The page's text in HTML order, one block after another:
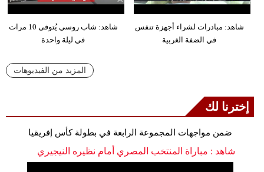
شاهد: شاب روسي يُتوفى 10 مرات
في ليلة واحدة
شاهد: مبادرات لشراء أجهزة تنفس
في الضفة الغربية
المزيد من الفيديوهات
إخترنا لك
ضمن مواجهات المجموعة الرابعة في بطولة كأس إفريقيا
شاهد : مباراة المنتخب المصري أمام نظيره النيجيري